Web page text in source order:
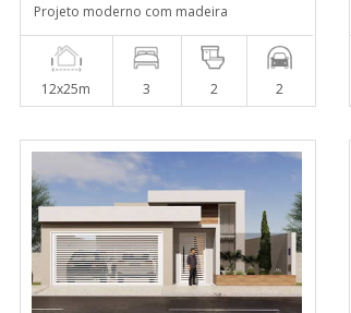
Projeto moderno com madeira
12x25m 3 2 2